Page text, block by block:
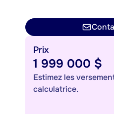
Prix
1 999 000 $
Estimez les
calculatrice.